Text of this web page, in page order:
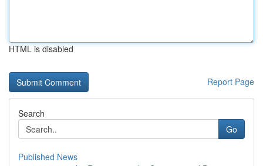
HTML is disabled
Report Page
Search
Go
Published News